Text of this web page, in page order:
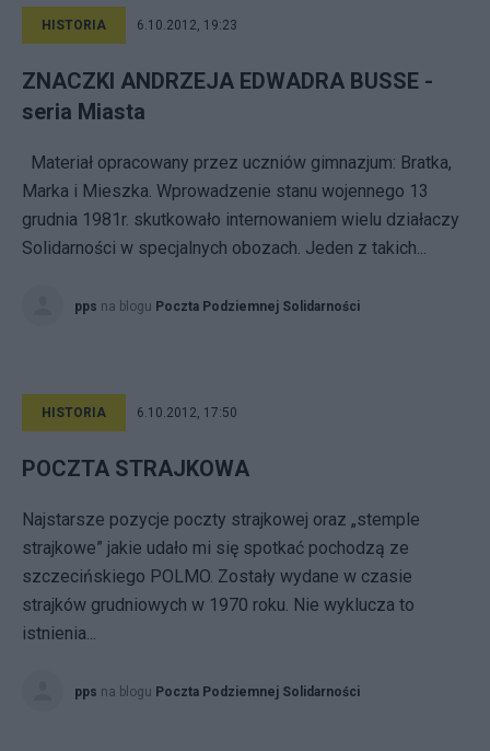
HISTORIA 6.10.2012, 19:23
ZNACZKI ANDRZEJA EDWADRA BUSSE -
seria Miasta
Materiał opracowany przez uczniów gimnazjum: Bratka,
Marka i Mieszka. Wprowadzenie stanu wojennego 13
grudnia 1981r. skutkowało internowaniem wielu działaczy
Solidarności w specjalnych obozach. Jeden z takich...
pps na blogu Poczta Podziemnej Solidarności
HISTORIA 6.10.2012, 17:50
POCZTA STRAJKOWA
Najstarsze pozycje poczty strajkowej oraz „stemple
strajkowe” jakie udało mi się spotkać pochodzą ze
szczecińskiego POLMO. Zostały wydane w czasie
strajków grudniowych w 1970 roku. Nie wyklucza to
istnienia...
pps na blogu Poczta Podziemnej Solidarności